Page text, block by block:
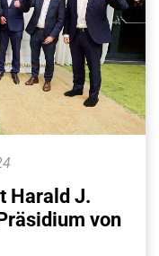
Harald J.
von